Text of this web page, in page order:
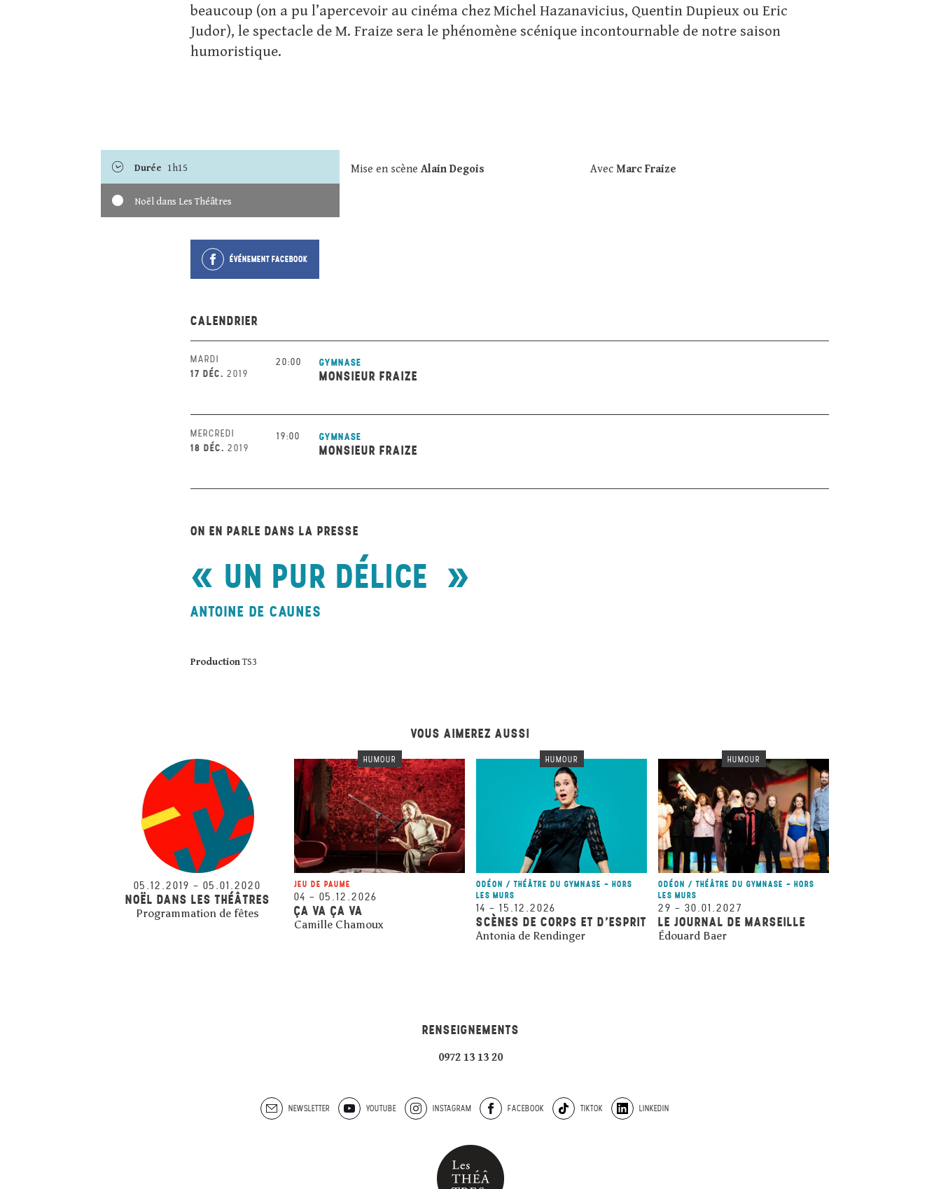
beaucoup (on a pu l’apercevoir au cinéma chez Michel Hazanavicius, Quentin Dupieux ou Eric
Judor), le spectacle de M. Fraize sera le phénomène scénique incontournable de notre saison
humoristique.
Mise en scèneAlain Degois Avec Marc Fraize
Durée 1h15
Noël dans Les Théâtres
ÉVÉNEMENT FACEBOOK
CALENDRIER
MARDI
17 DÉC. 2019
20:00 GYMNASE
MONSIEUR FRAIZE
MERCREDI
18 DÉC. 2019
19:00 GYMNASE
MONSIEUR FRAIZE
ON EN PARLE DANS LA PRESSE
UN PUR DÉLICE
ANTOINE DE CAUNES
ProductionTS3
VOUS AIMEREZ AUSSI
05.12.2019 – 05.01.2020
NOËL DANS LES THÉÂTRES
Programmation de fêtes
HUMOUR
JEU DE PAUME
04 – 05.12.2026
ÇA VA ÇA VA
Camille Chamoux
HUMOUR
ODÉON / THÉÂTRE DU GYMNASE - HORS
LES MURS
14 – 15.12.2026
SCÈNES DE CORPS ET D’ESPRIT
Antonia de Rendinger
HUMOUR
ODÉON / THÉÂTRE DU GYMNASE - HORS
LES MURS
29 – 30.01.2027
LE JOURNAL DE MARSEILLE
Édouard Baer
RENSEIGNEMENTS
0972 13 13 20
NEWSLETTER YOUTUBE INSTAGRAM FACEBOOK TIKTOK LINKEDIN